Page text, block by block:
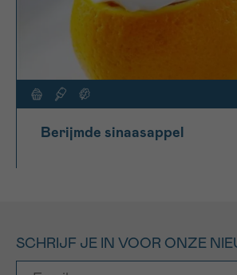
Berijmde sinaasappel
SCHRIJF JE IN VOOR ONZE